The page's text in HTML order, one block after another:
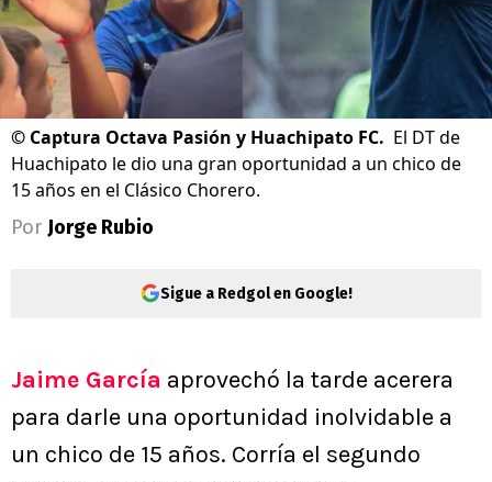
© Captura Octava Pasión y Huachipato FC. El DT de
Huachipato le dio una gran oportunidad a un chico de
15 años en el Clásico Chorero.
Por Jorge Rubio
Sigue a Redgol en Google!
Jaime García aprovechó la tarde acerera
para darle una oportunidad inolvidable a
un chico de 15 años. Corría el segundo